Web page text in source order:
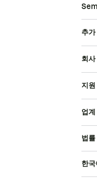
추가
회사
지원
업계
법률
한국